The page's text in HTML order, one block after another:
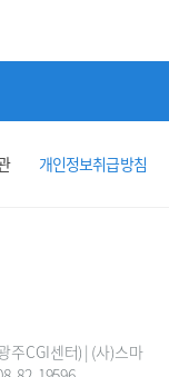
개인정보취급방침
주CGI센터) | (사)스마